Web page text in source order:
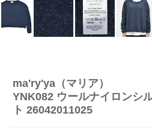
ma'ry'ya（マリア）
YNK082 ウールナイロンシ
ト 26042011025